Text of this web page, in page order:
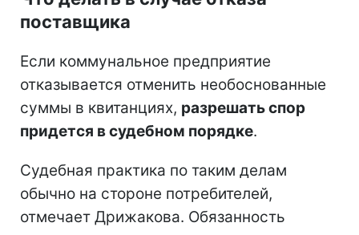
поставщика
Если коммунальное предприятие
отказывается отменить необоснованные
суммы в квитанциях, разрешать спор
придется в судебном порядке.
Судебная практика по таким делам
обычно на стороне потребителей,
отмечает Дрижакова. Обязанность